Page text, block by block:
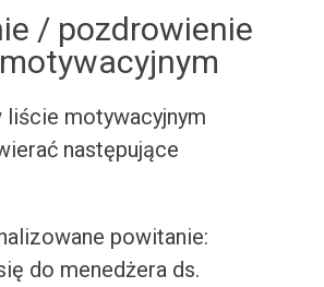
/ pozdrowienie
liście motywacyjnym
następujące
powitanie:
do menedżera ds.